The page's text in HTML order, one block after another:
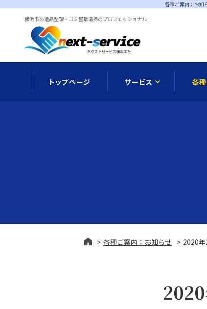
各種ご案内：お知
横浜市の遺品整理・ゴミ屋敷清掃のプロフェッショナル
トップページ サービス 各
各種ご案内：お知らせ 2020